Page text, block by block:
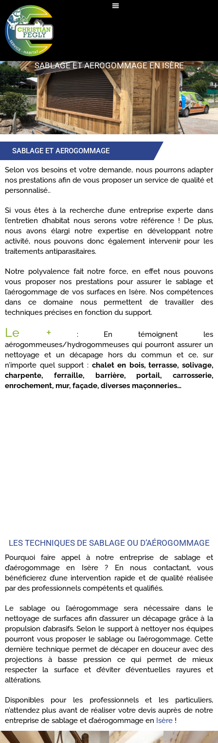
SABLAGE ET AEROGOMMAGE EN ISÈRE
SABLAGE ET AEROGOMMAGE
Selon vos besoins et votre demande, nous pourrons adapter
nos prestations afin de vous proposer un service de qualité et
personnalisé..
Si vous êtes à la recherche d’une entreprise experte dans
l’entretien d’habitat nous serons votre référence ! De plus,
nous avons élargi notre expertise en développant notre
activité, nous pouvons donc également intervenir pour les
traitements antiparasitaires.
Notre polyvalence fait notre force, en effet nous pouvons
vous proposer nos prestations pour assurer le sablage et
l’aérogommage de vos surfaces en Isère. Nos compétences
dans ce domaine nous permettent de travailler des
techniques précises en fonction du support.
Le +: En témoignent les
aérogommeuses/hydrogommeuses qui pourront assurer un
nettoyage et un décapage hors du commun et ce, sur
n’importe quel support : chalet en bois, terrasse, solivage,
charpente, ferraille, barrière, portail, carrosserie,
enrochement, mur, façade, diverses maçonneries…
LES TECHNIQUES DE SABLAGE OU D’AÉROGOMMAGE
Pourquoi faire appel à notre entreprise de sablage et
d’aérogommage en Isère ? En nous contactant, vous
bénéficierez d’une intervention rapide et de qualité réalisée
par des professionnels compétents et qualifiés.
Le sablage ou l’aérogommage sera nécessaire dans le
nettoyage de surfaces afin d’assurer un décapage grâce à la
propulsion d’abrasifs. Selon le support à nettoyer nos équipes
pourront vous proposer le sablage ou l’aérogommage. Cette
dernière technique permet de décaper en douceur avec des
projections à basse pression ce qui permet de mieux
respecter la surface et d’éviter d’éventuelles rayures et
altérations.
Disponibles pour les professionnels et les particuliers,
n’attendez plus avant de réaliser votre devis auprès de notre
entreprise de sablage et d’aérogommage en Isère !